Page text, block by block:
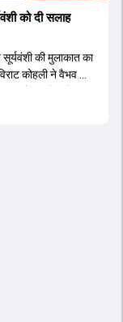
को दी सलाह
की मुलाकात का
कोहली ने वैभव को
कोहली ने उन्हें खुद
सलाह दी। आईपीएल
अगली वनडे सीरीज में